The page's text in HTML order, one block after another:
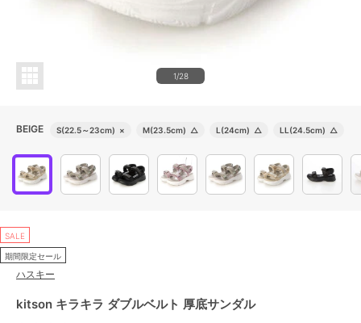
1/28
BEIGE S(22.5～23cm) × M(23.5cm) △ L(24cm) △ LL(24.5cm) △
SALE
期間限定セール
ハスキー
kitson キラキラ ダブルベルト 厚底サンダル